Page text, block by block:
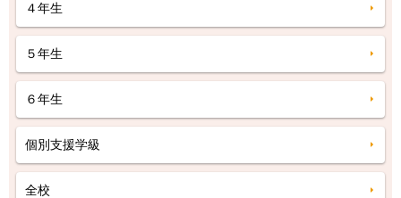
４年生
５年生
６年生
個別支援学級
全校